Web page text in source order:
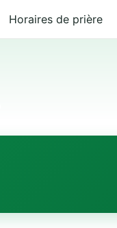
Horaires de prière